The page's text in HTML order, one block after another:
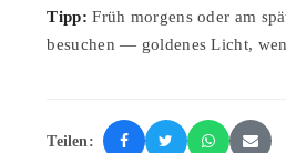
Tipp: Früh morgens oder am
besuchen — goldenes Licht,
Teilen: